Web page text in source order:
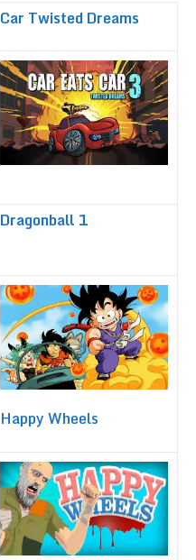
Car Twisted Dreams
Dragonball 1
Happy Wheels